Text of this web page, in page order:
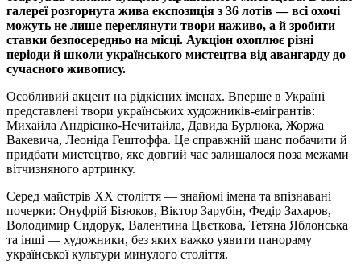
галереї розгорнута жива експозиція з 36 лотів — всі охочі
можуть не лише переглянути твори наживо, а й зробити
ставки безпосередньо на місці. Аукціон охоплює різні
періоди й школи українського мистецтва від авангарду до
сучасного живопису.
Особливий акцент на рідкісних іменах. Вперше в Україні
представлені твори українських художників-емігрантів:
Михайла Андрієнко-Нечитайла, Давида Бурлюка, Жоржа
Вакевича, Леоніда Гештоффа. Це справжній шанс побачити й
придбати мистецтво, яке довгий час залишалося поза межами
вітчизняного артринку.
Серед майстрів ХХ століття — знайомі імена та впізнавані
почерки: Онуфрій Бізюков, Віктор Зарубін, Федір Захаров,
Володимир Сидорук, Валентина Цвєткова, Тетяна Яблонська
та інші — художники, без яких важко уявити панораму
української культури минулого століття.